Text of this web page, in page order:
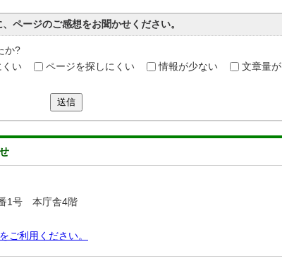
ページのご感想をお聞かせください。
か?
くい ページを探しにくい 情報が少ない
文章量が
送信
1号 本庁舎4階
ご利用ください。